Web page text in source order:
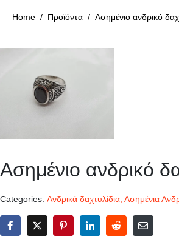
Home Προϊόντα Ασημένιο ανδρικό
Ασημένιο ανδρικό
Categories: Ανδρικά δαχτυλίδια Ασημένια